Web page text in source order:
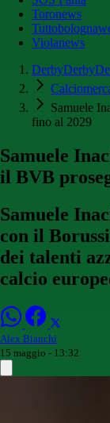
Toronews
Violanews
Samuele
fino al 2029
Samuele
il BVB
Samuele
con il
dei talenti
calcio
Alex Bianchi
15 maggio - 13:32